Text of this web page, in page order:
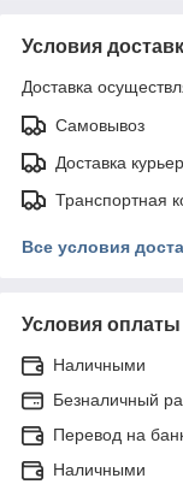
Условия
Доставка
Самовывоз
Доставка
Транспортная
Все условия
Условия оплаты
Наличными
Безналичный
Перевод на
Наличными